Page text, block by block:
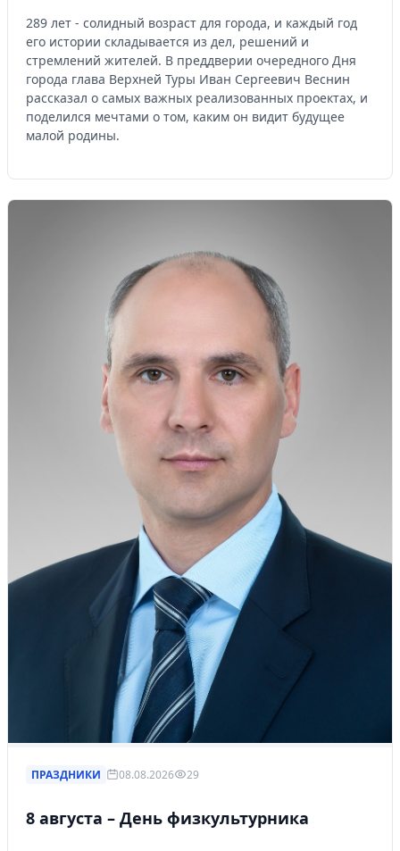
289 лет - солидный возраст для города, и каждый год
его истории складывается из дел, решений и
стремлений жителей. В преддверии очередного Дня
города глава Верхней Туры Иван Сергеевич Веснин
рассказал о самых важных реализованных проектах, и
поделился мечтами о том, каким он видит будущее
малой родины.
ПРАЗДНИКИ 08.08.2026 29
8 августа – День физкультурника